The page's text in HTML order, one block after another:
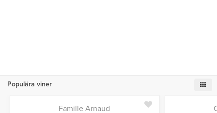
Populära viner
Famille Arnaud